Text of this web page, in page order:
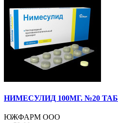
НИМЕСУЛИД 100МГ. №20
ЮЖФАРМ ООО